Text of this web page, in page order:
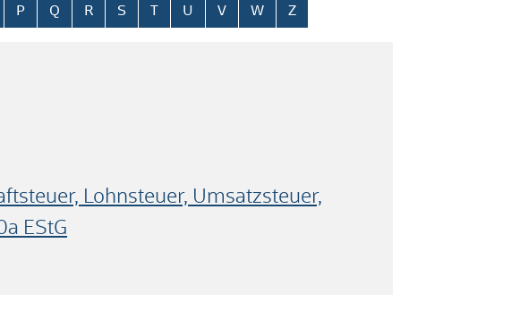
P Q R S T U V W Z
Lohnsteuer, Umsatzsteuer,
EStG